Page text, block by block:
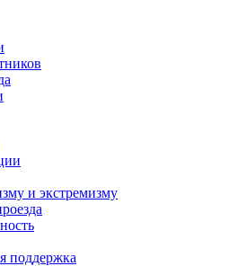
и экстремизму
поддержка